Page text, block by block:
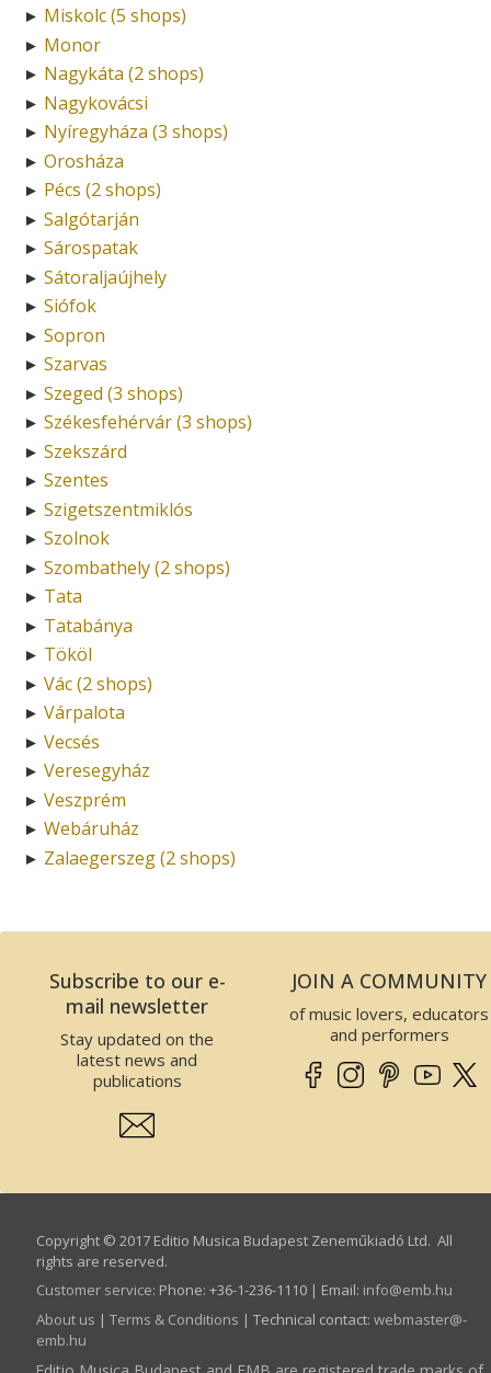
► Miskolc (5 shops)
► Monor
► Nagykáta (2 shops)
► Nagykovácsi
► Nyíregyháza (3 shops)
► Orosháza
► Pécs (2 shops)
► Salgótarján
► Sárospatak
► Sátoraljaújhely
► Siófok
► Sopron
► Szarvas
► Szeged (3 shops)
► Székesfehérvár (3 shops)
► Szekszárd
► Szentes
► Szigetszentmiklós
► Szolnok
► Szombathely (2 shops)
► Tata
► Tatabánya
► Tököl
► Vác (2 shops)
► Várpalota
► Vecsés
► Veresegyház
► Veszprém
► Webáruház
► Zalaegerszeg (2 shops)
Subscribe to our e-
mail newsletter
Stay updated on the
latest news and
publications
JOIN A COMMUNITY
of music lovers, educators
and performers
Copyright © 2017 Editio Musica Budapest Zeneműkiadó Ltd. All
rights are reserved.
Customer service: Phone: +36-1-236-1110 | Email: info­@­emb.hu
About us | Terms & Conditions | Technical contact: webmaster­@­
emb.hu